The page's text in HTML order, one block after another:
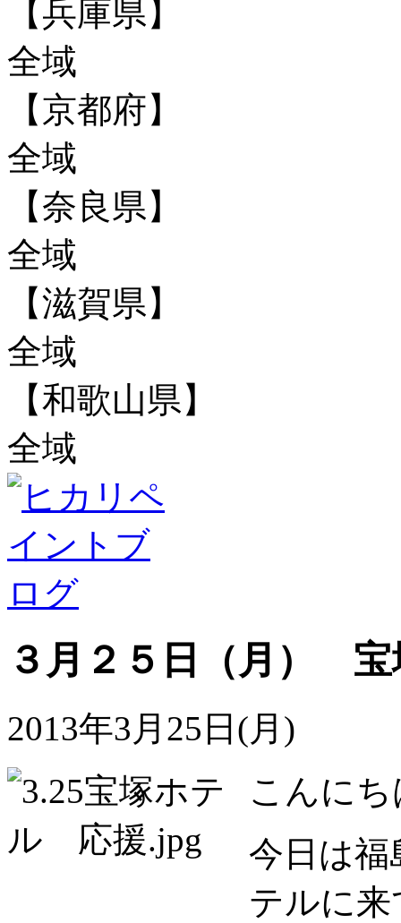
【兵庫県】
全域
【京都府】
全域
【奈良県】
全域
【滋賀県】
全域
【和歌山県】
全域
３月２５日（月） 宝
2013年3月25日(月)
こんに
今日は福
テルに